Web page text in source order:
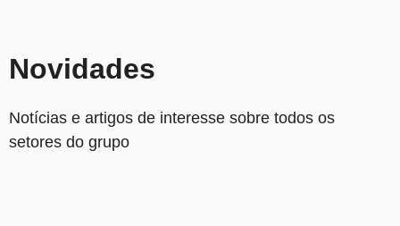
Novidades
Notícias e artigos de interesse sobre todos os
setores do grupo